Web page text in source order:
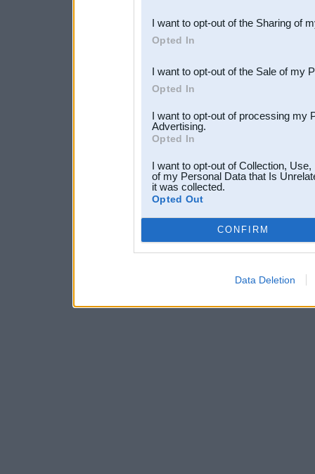
Downstream Participants
third parties.
I want to opt-out of the Sharing of
Opted In
I want to opt-out of the Sale of my
Opted In
I want to opt-out of processing my
Advertising.
Opted In
I want to opt-out of Collection,
of my Personal Data that Is
it was collected.
Opted Out
CONFIRM
Data Deletion